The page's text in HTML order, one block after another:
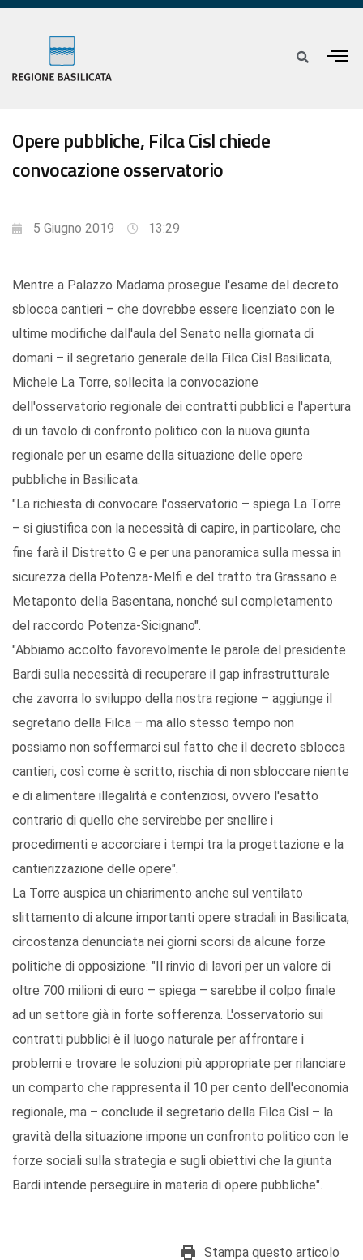
Opere pubbliche, Filca Cisl chiede
convocazione osservatorio
5 Giugno 2019 13:29
Mentre a Palazzo Madama prosegue l'esame del decreto
sblocca cantieri – che dovrebbe essere licenziato con le
ultime modifiche dall'aula del Senato nella giornata di
domani – il segretario generale della Filca Cisl Basilicata,
Michele La Torre, sollecita la convocazione
dell'osservatorio regionale dei contratti pubblici e l'apertura
di un tavolo di confronto politico con la nuova giunta
regionale per un esame della situazione delle opere
pubbliche in Basilicata.
"La richiesta di convocare l'osservatorio – spiega La Torre
– si giustifica con la necessità di capire, in particolare, che
fine farà il Distretto G e per una panoramica sulla messa in
sicurezza della Potenza-Melfi e del tratto tra Grassano e
Metaponto della Basentana, nonché sul completamento
del raccordo Potenza-Sicignano".
"Abbiamo accolto favorevolmente le parole del presidente
Bardi sulla necessità di recuperare il gap infrastrutturale
che zavorra lo sviluppo della nostra regione – aggiunge il
segretario della Filca – ma allo stesso tempo non
possiamo non soffermarci sul fatto che il decreto sblocca
cantieri, così come è scritto, rischia di non sbloccare niente
e di alimentare illegalità e contenziosi, ovvero l'esatto
contrario di quello che servirebbe per snellire i
procedimenti e accorciare i tempi tra la progettazione e la
cantierizzazione delle opere".
La Torre auspica un chiarimento anche sul ventilato
slittamento di alcune importanti opere stradali in Basilicata,
circostanza denunciata nei giorni scorsi da alcune forze
politiche di opposizione: "Il rinvio di lavori per un valore di
oltre 700 milioni di euro – spiega – sarebbe il colpo finale
ad un settore già in forte sofferenza. L'osservatorio sui
contratti pubblici è il luogo naturale per affrontare i
problemi e trovare le soluzioni più appropriate per rilanciare
un comparto che rappresenta il 10 per cento dell'economia
regionale, ma – conclude il segretario della Filca Cisl – la
gravità della situazione impone un confronto politico con le
forze sociali sulla strategia e sugli obiettivi che la giunta
Bardi intende perseguire in materia di opere pubbliche".
Stampa questo articolo